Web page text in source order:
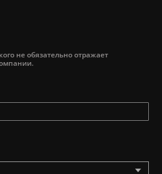
не обязательно отражает